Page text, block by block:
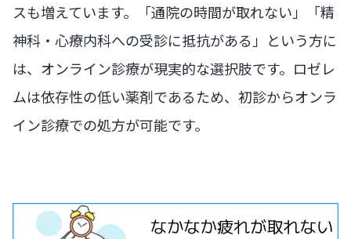
スも増えています。「通院の時間が取れない」「精
神科・心療内科への受診に抵抗がある」という方に
は、オンライン診療が現実的な選択肢です。ロゼレ
ムは依存性の低い薬剤であるため、初診からオンラ
イン診療での処方が可能です。